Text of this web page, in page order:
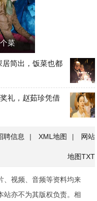
菜
简出，饭菜也都
礼，赵茹珍凭借
聘信息 | XML地图 | 网站
地图TXT
、视频、音频等资料均来
站亦不为其版权负责。相